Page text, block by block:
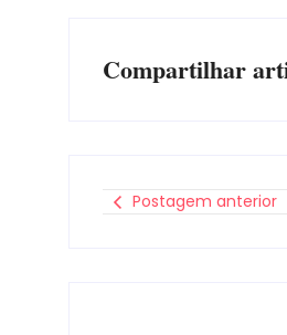
Compartilhar
Postagem anterior